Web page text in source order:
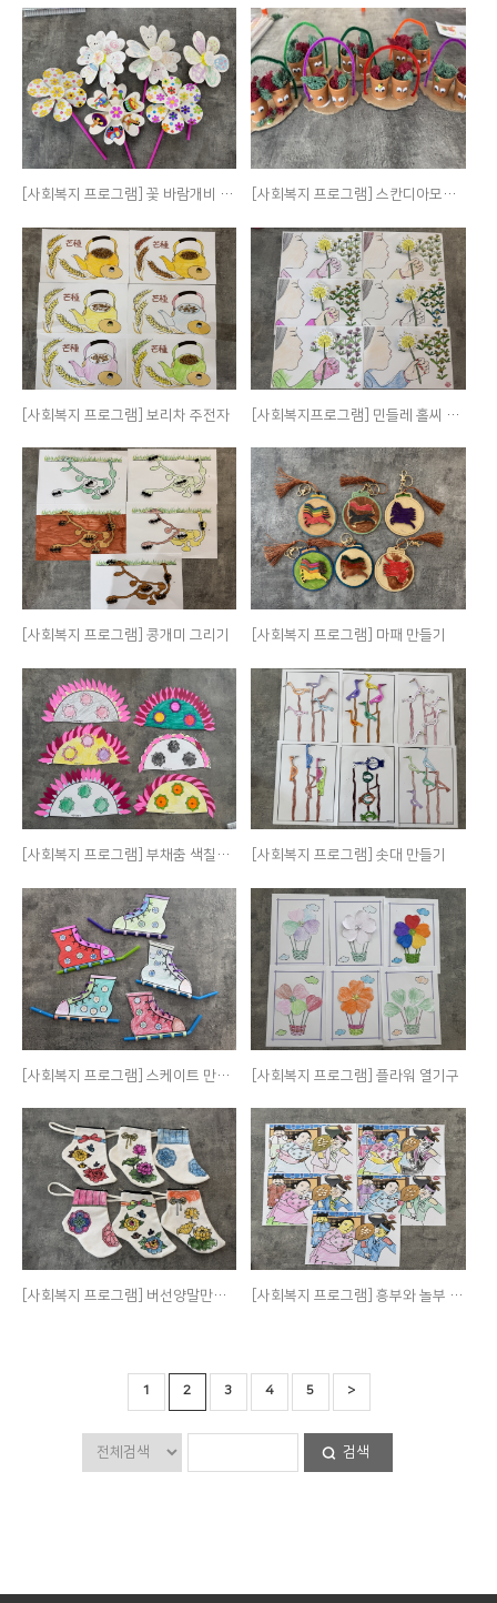
[사회복지 프로그램] 꽃 바람개비 만들기 [사회복지 프로그램] 스칸디아모스 화분 만들기
[사회복지 프로그램] 보리차 주전자 [사회복지프로그램] 민들레 홀씨 색칠하기
[사회복지 프로그램] 콩개미 그리기 [사회복지 프로그램] 마패 만들기
[사회복지 프로그램] 부채춤 색칠하기 [사회복지 프로그램] 솟대 만들기
[사회복지 프로그램] 스케이트 만들기 [사회복지 프로그램] 플라워 열기구
[사회복지 프로그램] 버선양말만들기 [사회복지 프로그램] 흥부와 놀부 색칠하기
1 2 3 4 5 >
검색